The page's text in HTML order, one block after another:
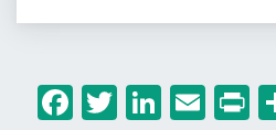
Facebook
Twitter